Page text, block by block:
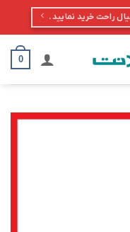
راحت خرید نمایید.
0